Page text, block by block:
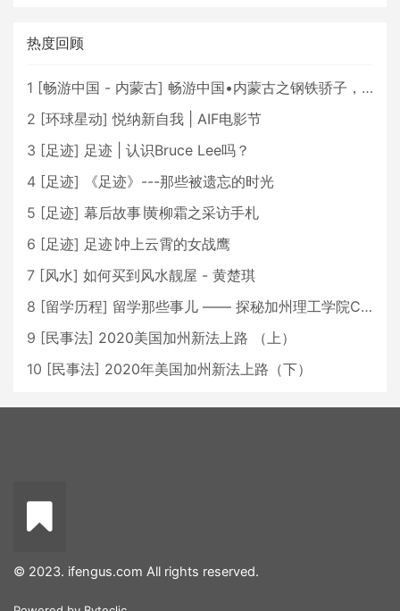
热度回顾
1 [畅游中国 - 内蒙古] 畅游中国•内蒙古之钢铁骄子，魅力包头
2 [环球星动] 悦纳新自我 | AIF电影节
3 [足迹] 足迹 | 认识Bruce Lee吗？
4 [足迹]
《足迹》---那些被遗忘的时光
5 [足迹] 幕后故事∣黄柳霜之采访手札
6 [足迹] 足迹∣冲上云霄的女战鹰
7 [风水] 如何买到风水靓屋 - 黄楚琪
8 [留学历程] 留学那些事儿 —— 探秘加州理工学院Caltech博士生活 [上集]
9 [民事法] 2020美国加州新法上路 （上）
10 [民事法] 2020年美国加州新法上路（下）
© 2023. ifengus.com All rights reserved.